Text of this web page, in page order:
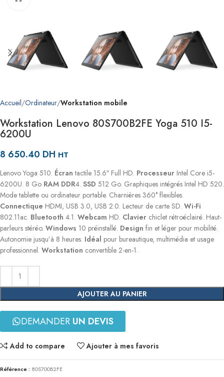
Accueil Ordinateur Workstation mobile
Workstation Lenovo 80S700B2FE Yoga 510 I5-
6200U
8 650.40 DH HT
Lenovo Yoga 510. Écran tactile 15.6″ Full HD. Processeur Intel Core i5-
6200U. 8 Go RAM DDR4. SSD 512 Go. Graphiques intégrés Intel HD 520.
Mode tablette ou ordinateur portable. Charnières 360° flexibles.
Connectique HDMI, USB 3.0, USB 2.0. Lecteur de carte SD. Wi-Fi
802.11ac. Bluetooth 4.1. Webcam HD. Clavier chiclet rétroéclairé. Haut-
parleurs stéréo. Windows 10 préinstallé. Design fin et léger pour mobilité.
Autonomie jusqu’à 8 heures. Idéal pour bureautique, multimédia et usage
professionnel. Workstation convertible 2-en-1.
AJOUTER AU PANIER
DEMANDER UN DEVIS
Add to compare Ajouter à mes favoris
Référence : 80S700B2FE